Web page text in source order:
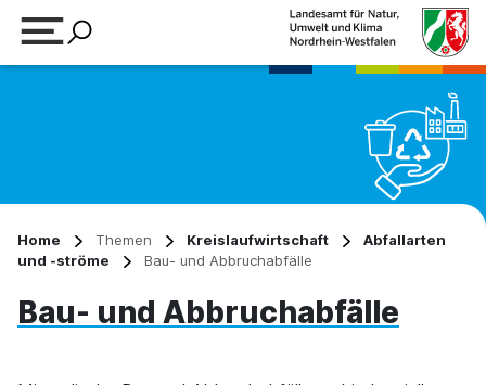
Home Themen Kreislaufwirtschaft
Abfallarten
und -ströme
Bau- und Abbruchabfälle
Bau- und Abbruchabfälle